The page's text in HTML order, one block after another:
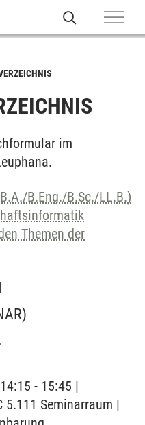
im
B.Eng./B.Sc./LL.B.)
Themen der
- 15:45 |
5.111 Seminarraum |